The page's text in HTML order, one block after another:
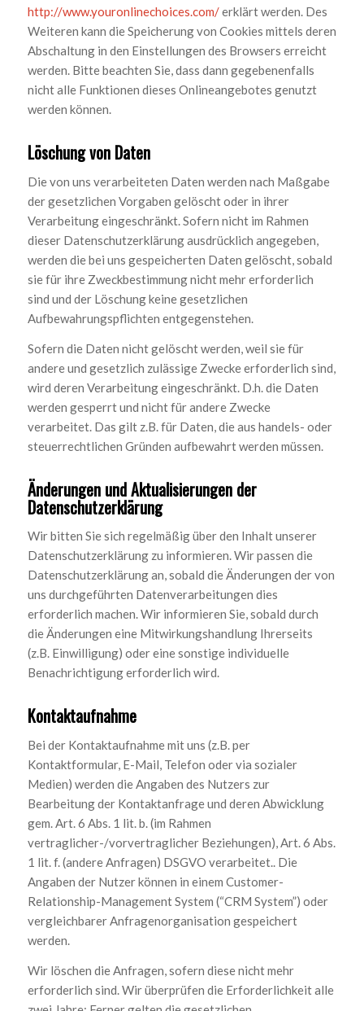
http://www.youronlinechoices.com/erklärt werden. Des
Weiteren kann die Speicherung von Cookies mittels deren
Abschaltung in den Einstellungen des Browsers erreicht
werden. Bitte beachten Sie, dass dann gegebenenfalls
nicht alle Funktionen dieses Onlineangebotes genutzt
werden können.
Löschung von Daten
Die von uns verarbeiteten Daten werden nach Maßgabe
der gesetzlichen Vorgaben gelöscht oder in ihrer
Verarbeitung eingeschränkt. Sofern nicht im Rahmen
dieser Datenschutzerklärung ausdrücklich angegeben,
werden die bei uns gespeicherten Daten gelöscht, sobald
sie für ihre Zweckbestimmung nicht mehr erforderlich
sind und der Löschung keine gesetzlichen
Aufbewahrungspflichten entgegenstehen.
Sofern die Daten nicht gelöscht werden, weil sie für
andere und gesetzlich zulässige Zwecke erforderlich sind,
wird deren Verarbeitung eingeschränkt. D.h. die Daten
werden gesperrt und nicht für andere Zwecke
verarbeitet. Das gilt z.B. für Daten, die aus handels- oder
steuerrechtlichen Gründen aufbewahrt werden müssen.
Änderungen und Aktualisierungen der
Datenschutzerklärung
Wir bitten Sie sich regelmäßig über den Inhalt unserer
Datenschutzerklärung zu informieren. Wir passen die
Datenschutzerklärung an, sobald die Änderungen der von
uns durchgeführten Datenverarbeitungen dies
erforderlich machen. Wir informieren Sie, sobald durch
die Änderungen eine Mitwirkungshandlung Ihrerseits
(z.B. Einwilligung) oder eine sonstige individuelle
Benachrichtigung erforderlich wird.
Kontaktaufnahme
Bei der Kontaktaufnahme mit uns (z.B. per
Kontaktformular, E-Mail, Telefon oder via sozialer
Medien) werden die Angaben des Nutzers zur
Bearbeitung der Kontaktanfrage und deren Abwicklung
gem. Art. 6 Abs. 1 lit. b. (im Rahmen
vertraglicher-/vorvertraglicher Beziehungen), Art. 6 Abs.
1 lit. f. (andere Anfragen) DSGVO verarbeitet.. Die
Angaben der Nutzer können in einem Customer-
Relationship-Management System (“CRM System”) oder
vergleichbarer Anfragenorganisation gespeichert
werden.
Wir löschen die Anfragen, sofern diese nicht mehr
erforderlich sind. Wir überprüfen die Erforderlichkeit alle